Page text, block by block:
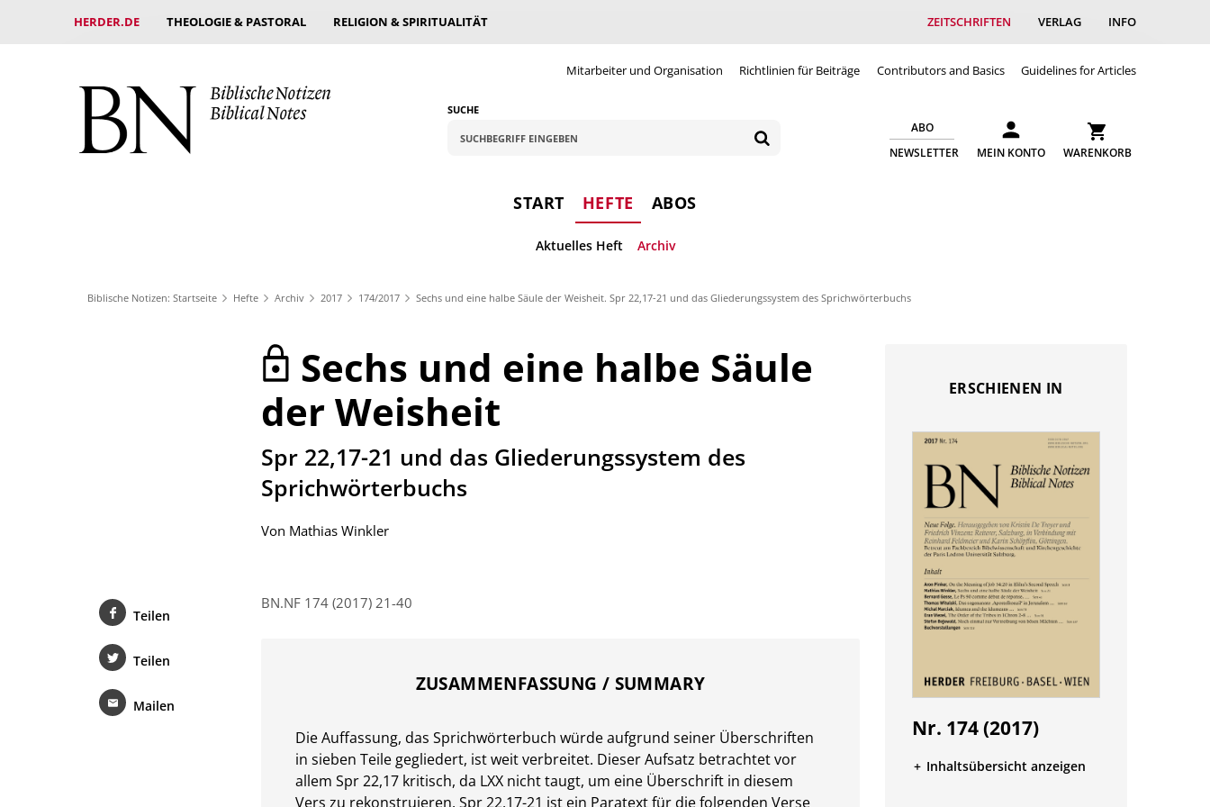
HERDER.DE THEOLOGIE & PASTORAL RELIGION & SPIRITUALITÄT ZEITSCHRIFTEN VERLAG INFO
Mitarbeiter und Organisation Richtlinien für Beiträge Contributors and Basics Guidelines for Articles
SUCHE
ABO
NEWSLETTER
MEIN KONTO WARENKORB
START HEFTE ABOS
Aktuelles Heft Archiv
Biblische Notizen: Startseite Hefte Archiv 2017 174/2017 Sechs und eine halbe Säule der Weisheit. Spr 22,17-21 und das Gliederungssystem des Sprichwörterbuchs
Sechs und eine halbe Säule
der Weisheit
:
Spr 22,17-21 und das Gliederungssystem des
Sprichwörterbuchs
Von Mathias Winkler
BN.NF 174 (2017) 21-40
ZUSAMMENFASSUNG / SUMMARY
Die Auffassung, das Sprichwörterbuch würde aufgrund seiner Überschriften
in sieben Teile gegliedert, ist weit verbreitet. Dieser Aufsatz betrachtet vor
allem Spr 22,17 kritisch, da LXX nicht taugt, um eine Überschrift in diesem
Vers zu rekonstruieren. Spr 22,17-21 ist ein Paratext für die folgenden Verse
Teilen
Teilen
Mailen
ERSCHIENEN IN
Nr. 174 (2017)
Inhaltsübersicht anzeigen